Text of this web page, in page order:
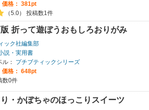
価格： 381pt
（5.0） 投稿数1件
折って遊ぼうおもしろおりがみ
ック社編集部
説・実用書
：
プチブティックシリーズ
価格： 648pt
数0件
・かぼちゃのほっこりスイーツ